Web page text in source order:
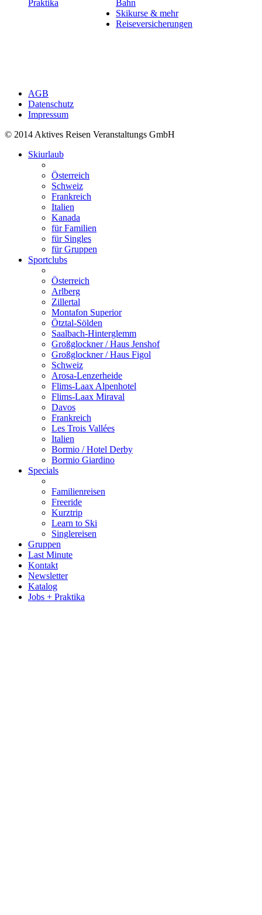
Praktika
Bahn
Skikurse & mehr
Reiseversicherungen
AGB
Datenschutz
Impressum
© 2014 Aktives Reisen Veranstaltungs GmbH
Skiurlaub
Österreich
Schweiz
Frankreich
Italien
Kanada
für Familien
für Singles
für Gruppen
Sportclubs
Österreich
Arlberg
Zillertal
Montafon Superior
Ötztal-Sölden
Saalbach-Hinterglemm
Großglockner / Haus Jenshof
Großglockner / Haus Figol
Schweiz
Arosa-Lenzerheide
Flims-Laax Alpenhotel
Flims-Laax Miraval
Davos
Frankreich
Les Trois Vallées
Italien
Bormio / Hotel Derby
Bormio Giardino
Specials
Familienreisen
Freeride
Kurztrip
Learn to Ski
Singlereisen
Gruppen
Last Minute
Kontakt
Newsletter
Katalog
Jobs + Praktika